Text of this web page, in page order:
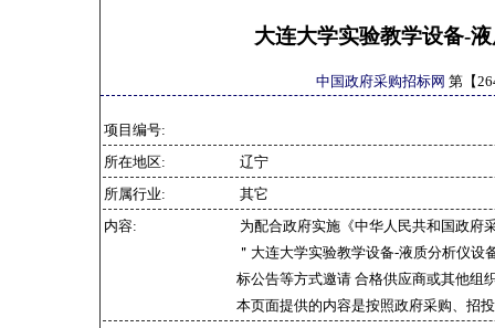
大连大学实验教学设备-
中国政府采购招标网 第【
项目编号:
所在地区:
辽宁
所属行业:
其它
内容:
为配合政府实施《中华人民共和国政府
＂大连大学实验教学设备-液质分析仪
标公告等方式邀请 合格供应商或其他组
本页面提供的内容是按照政府采购、招